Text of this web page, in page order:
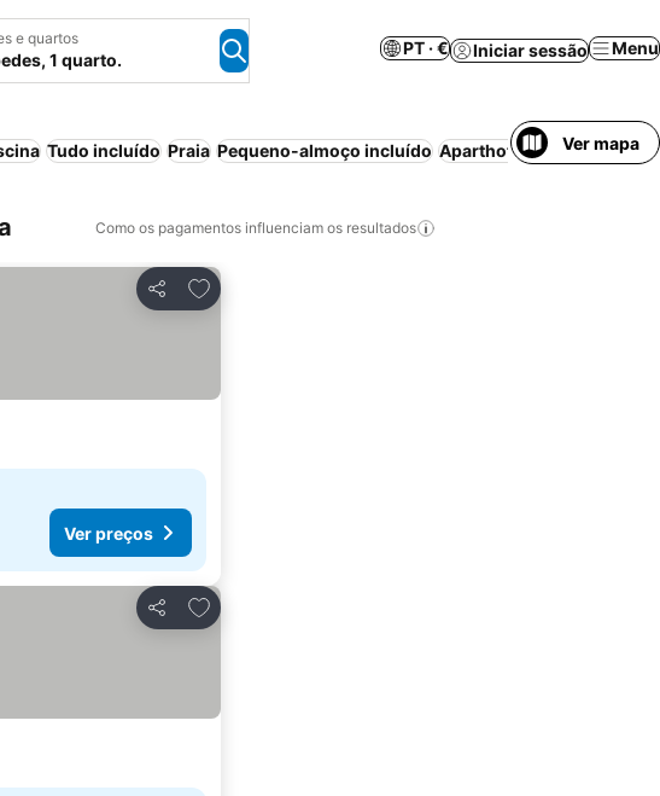
e quartos
1 quarto.
PT · € Iniciar sessão Menu
Tudo incluído Praia Pequeno-almoço incluído Aparthotel ResortVer mapa
Como os pagamentos influenciam os resultados
Partilhar
Adicionar aos favoritos
Ver preços
Partilhar
Adicionar aos favoritos